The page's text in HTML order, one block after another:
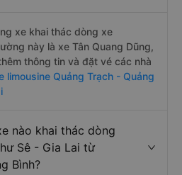
xe khai thác dòng xe
này là xe Tân Quang Dũng,
thông tin và đặt vé các nhà
limousine Quảng Trạch - Quảng
nào khai thác dòng
Sê - Gia Lai từ
Bình?